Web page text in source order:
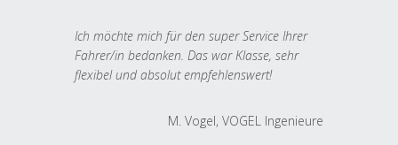
Ich möchte mich für den super Service Ihrer
Fahrer/in bedanken. Das war Klasse, sehr
flexibel und absolut empfehlenswert!
M. Vogel, VOGEL Ingenieure